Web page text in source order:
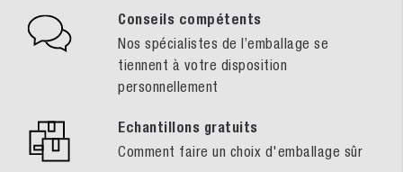
Conseils compétents
Nos spécialistes de l’emballage se
tiennent à votre disposition
personnellement
Echantillons gratuits
Comment faire un choix d'emballage sûr